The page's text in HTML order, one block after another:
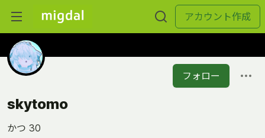
アカウント作成
フォロー
skytomo
かつ 30